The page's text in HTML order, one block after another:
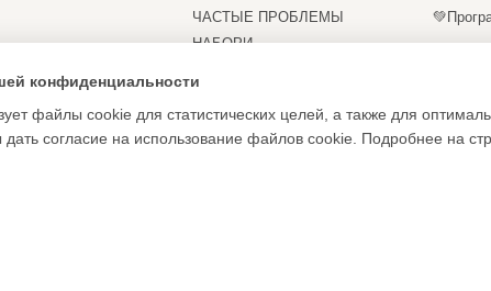
ЧАСТЫЕ ПРОБЛЕМЫ
НАБОРИ
конфиденциальности
файлы cookie для статистических целей, а также для
дать согласие на использование файлов cookie. Подробнее на